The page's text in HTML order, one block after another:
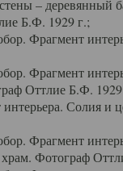
– деревянный
Б.Ф. 1929 г.;
Фрагмент
Фрагмент
Оттлие Б.Ф.
Солия и
Фрагмент
Фотограф